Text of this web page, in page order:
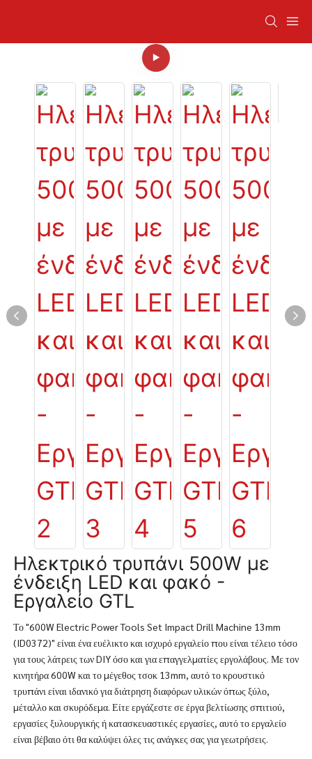
Ηλεκτρικό τρυπάνι 500W με
ένδειξη LED και φακό -
Εργαλείο GTL
Το "600W Electric Power Tools Set Impact Drill Machine 13mm
(ID0372)" είναι ένα ευέλικτο και ισχυρό εργαλείο που είναι τέλειο τόσο
για τους λάτρεις των DIY όσο και για επαγγελματίες εργολάβους. Με τον
κινητήρα 600W και το μέγεθος τσοκ 13mm, αυτό το κρουστικό
τρυπάνι είναι ιδανικό για διάτρηση διαφόρων υλικών όπως ξύλο,
μέταλλο και σκυρόδεμα. Είτε εργάζεστε σε έργα βελτίωσης σπιτιού,
εργασίες ξυλουργικής ή κατασκευαστικές εργασίες, αυτό το εργαλείο
είναι βέβαιο ότι θα καλύψει όλες τις ανάγκες σας για γεωτρήσεις.